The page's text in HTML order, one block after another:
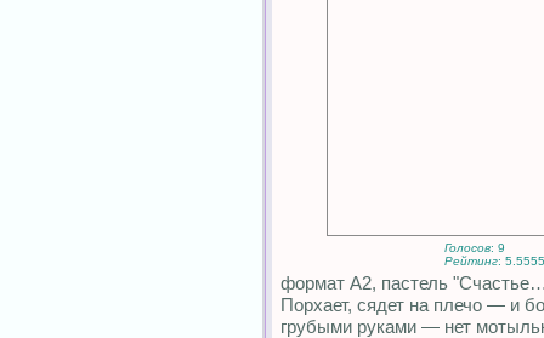
Голосов: 9
Рейтинг:
формат А2, пастель
Порхает, сядет на плечо — и
грубыми руками — нет